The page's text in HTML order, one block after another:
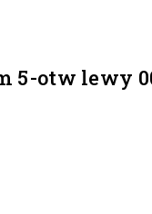
5-otw lewy